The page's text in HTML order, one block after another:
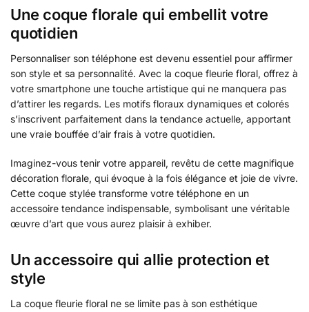
Une coque florale qui embellit votre
quotidien
Personnaliser son téléphone est devenu essentiel pour affirmer
son style et sa personnalité. Avec la coque fleurie floral, offrez à
votre smartphone une touche artistique qui ne manquera pas
d’attirer les regards. Les motifs floraux dynamiques et colorés
s’inscrivent parfaitement dans la tendance actuelle, apportant
une vraie bouffée d’air frais à votre quotidien.
Imaginez-vous tenir votre appareil, revêtu de cette magnifique
décoration florale, qui évoque à la fois élégance et joie de vivre.
Cette coque stylée transforme votre téléphone en un
accessoire tendance indispensable, symbolisant une véritable
œuvre d’art que vous aurez plaisir à exhiber.
Un accessoire qui allie protection et
style
La coque fleurie floral ne se limite pas à son esthétique